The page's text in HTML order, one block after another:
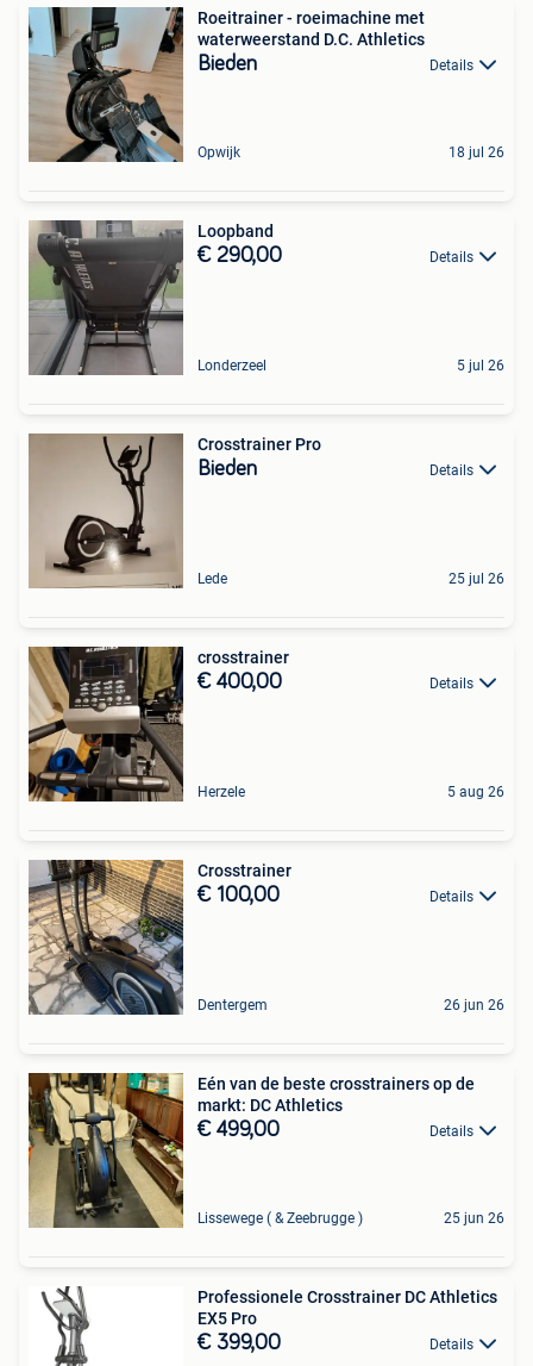
Roeitrainer - roeimachine met
waterweerstand D.C. Athletics
Bieden Details
Opwijk 18 jul 26
Loopband
€ 290,00 Details
Londerzeel 5 jul 26
Crosstrainer Pro
Bieden Details
Lede 25 jul 26
crosstrainer
€ 400,00 Details
Herzele 5 aug 26
Crosstrainer
€ 100,00 Details
Dentergem 26 jun 26
Eén van de beste crosstrainers op de
markt: DC Athletics
€ 499,00 Details
Lissewege ( & Zeebrugge ) 25 jun 26
Professionele Crosstrainer DC Athletics
EX5 Pro
€ 399,00 Details